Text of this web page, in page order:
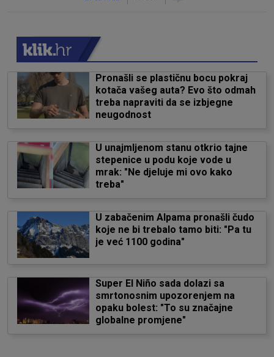
Pronašli se plastičnu bocu pokraj
kotača vašeg auta? Evo što odmah
treba napraviti da se izbjegne
neugodnost
U unajmljenom stanu otkrio tajne
stepenice u podu koje vode u
mrak: "Ne djeluje mi ovo kako
treba"
U zabačenim Alpama pronašli čudo
koje ne bi trebalo tamo biti: "Pa tu
je već 1100 godina"
Super El Niño sada dolazi sa
smrtonosnim upozorenjem na
opaku bolest: "To su značajne
globalne promjene"